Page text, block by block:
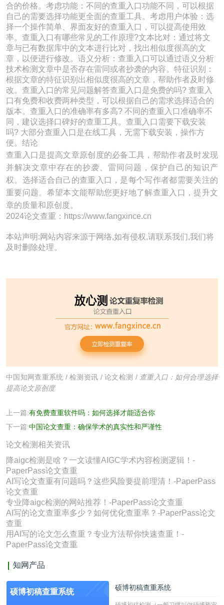
合的价格。考虑功能：不同的查重入口功能不同，可以根据
自己的需要选择功能更全面的查重工具。考虑用户体验：选
择一个操作简单、界面友好的查重入口，可以提高使用效
率。查重入口有哪些常见的工作原理?文本比对：通过将文
章与已有数据库中的文本进行比对，找出相似度很高的文
章，以便进行修改。语义分析：查重入口可以通过语义分析
技术检测文章中是否存在雷同或者抄袭的内容。特征识别：
根据文章的特征识别出相似度很高的文章，帮助作者及时修
改。查重入口的常见问题解答查重入口是免费的吗? 查重入
口有免费和收费两种类型，可以根据自己的需求选择适合的
版本。查重入口的准确率有多高? 不同的查重入口准确率不
同，建议选择口碑好的查重工具。查重入口需要下载安装
吗? 大部分查重入口是在线工具，无需下载安装，操作方
便。结论
查重入口是提高文章原创度的必备工具，帮助作者及时发现
并解决文章中存在的抄袭、雷同问题，保护自己的知识产
权。选择适合自己的查重入口，是每个写作者都需要关注的
重要问题。希望本文能帮助您更好地了解查重入口，提升文
章的质量和原创度。
2024论文查重：https://www.fangxince.cn
本站声明:网站内容来源于网络,如有侵权,请联系我们,我们将
及时删除处理。
中国知网查重系统 /检测资讯 / 论文检测 / 查重入口：如何合理选择
提高论文原创度
上一篇:有免费查重软件吗：如何选择才能适合你
下一篇:中国论文查重：确保学术的真实性和严谨性
论文检测相关资讯
降aigc检测是啥？一文读懂AIGC学术内容检测逻辑！-
PaperPass论文查重
AI写论文查重有问题吗？这些风险要提前理清！-PaperPass
论文查重
专业降aigc检测的网站推荐！-PaperPass论文查重
AI写的论文查重率多少？如何优化查重率？-PaperPass论文
查重
用AI写的论文怎么查重？专业方法帮你快速查重！-
PaperPass论文查重
知网产品
硕博初稿查重系统 硕博初稿查重系统